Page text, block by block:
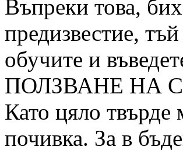
Въпреки това,
предизвестие,
обучите и
ПОЛЗВАНЕ НА
Като цяло твърде
почивка. За в